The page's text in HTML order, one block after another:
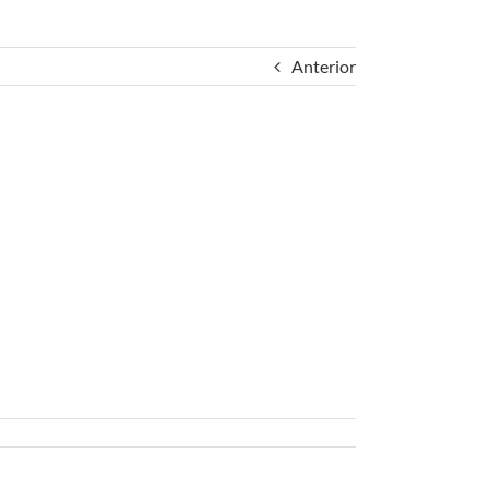
Anterior